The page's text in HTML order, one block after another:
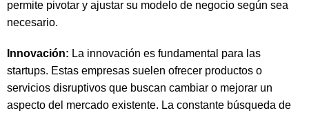
permite pivotar y ajustar su modelo de negocio según sea
necesario.
Innovación: La innovación es fundamental para las
startups. Estas empresas suelen ofrecer productos o
servicios disruptivos que buscan cambiar o mejorar un
aspecto del mercado existente. La constante búsqueda de